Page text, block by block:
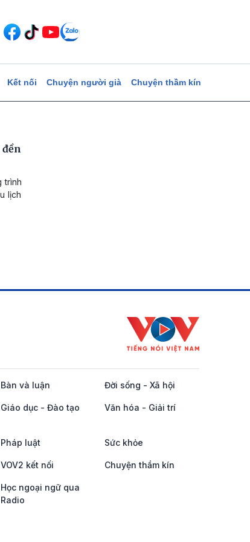
Kết nối Chuyện người già Chuyện thầm kín
trình
lịch
Bàn và luận Đời sống - Xã hội
Giáo dục - Đào tạo Văn hóa - Giải trí
Pháp luật Sức khỏe
VOV2 kết nối Chuyện thầm kín
Học ngoại ngữ qua
Radio